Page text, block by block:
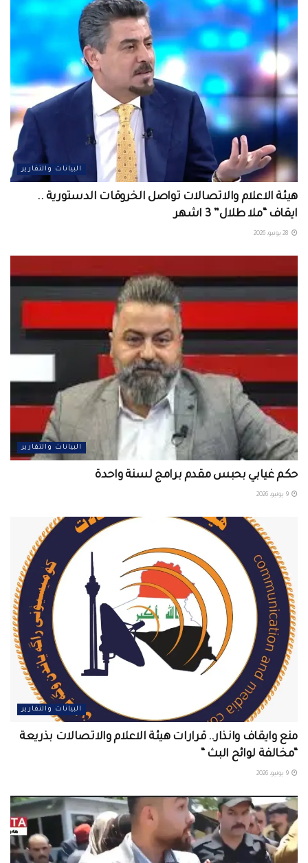
البيانات والتقارير
هيئة الاعلام والاتصالات تواصل الخروقات الدستورية ..
ايقاف “ملا طلال” 3 اشهر
البيانات والتقارير
حكم غيابي بحبس مقدم برامج لسنة واحدة
البيانات والتقارير
منع وايقاف وانذار.. قرارات هيئة الاعلام والاتصالات بذريعة
“مخالفة لوائح البث “